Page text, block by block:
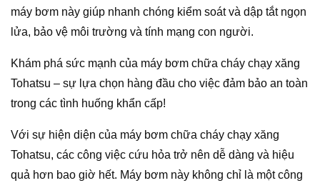
máy bơm này giúp nhanh chóng kiểm soát và dập tắt ngọn
lửa, bảo vệ môi trường và tính mạng con người.
Khám phá sức mạnh của máy bơm chữa cháy chạy xăng
Tohatsu – sự lựa chọn hàng đầu cho việc đảm bảo an toàn
trong các tình huống khẩn cấp!
Với sự hiện diện của máy bơm chữa cháy chạy xăng
Tohatsu, các công việc cứu hỏa trở nên dễ dàng và hiệu
quả hơn bao giờ hết. Máy bơm này không chỉ là một công